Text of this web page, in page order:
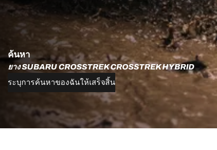
ค้นหา
ยาง SUBARU CROSSTREK CROSSTREK HYBRID
ระบุการค้นหาของฉันให้เสร็จสิ้น